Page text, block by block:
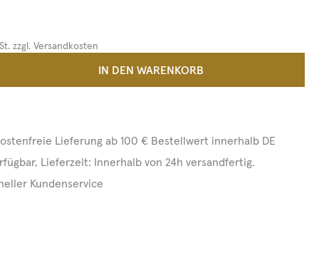
zzgl. Versandkosten
Gib den gewünschten Wert
IN DEN WARENKORB
Lieferung ab 100 € Bestellwert innerhalb DE
Lieferzeit: Innerhalb von 24h versandfertig.
Kundenservice